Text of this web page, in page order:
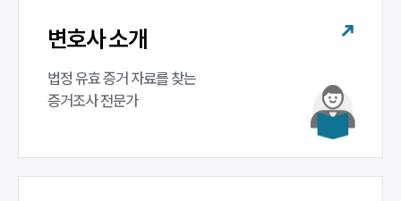
변호사 소개
법정 유효 증거 자료를 찾는
증거조사 전문가